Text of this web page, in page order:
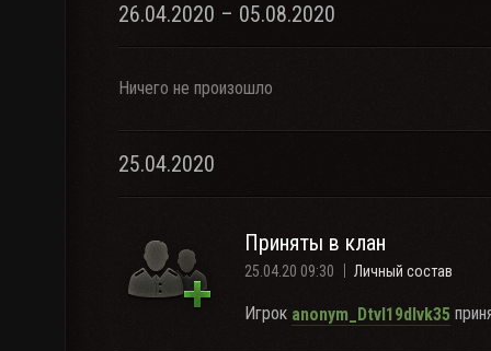
26.04.2020 – 05.08.2020
Ничего не произошло
25.04.2020
Приняты в клан
25.04.20 09:30 Личный состав
Игрок anonym_DtvI19dIvk35